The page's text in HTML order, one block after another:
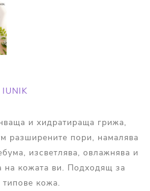
IUNIK
и хидратираща грижа,
разширените пори, намалява
изсветлява, овлажнява и
на кожата ви. Подходящ за
типове кожа.